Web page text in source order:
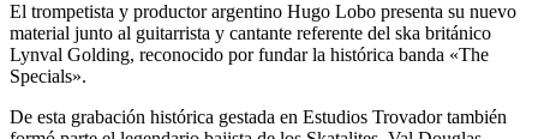
El trompetista y productor argentino Hugo Lobo presenta su nuevo
material junto al guitarrista y cantante referente del ska británico
Lynval Golding, reconocido por fundar la histórica banda «The
Specials».
De esta grabación histórica gestada en Estudios Trovadortambién